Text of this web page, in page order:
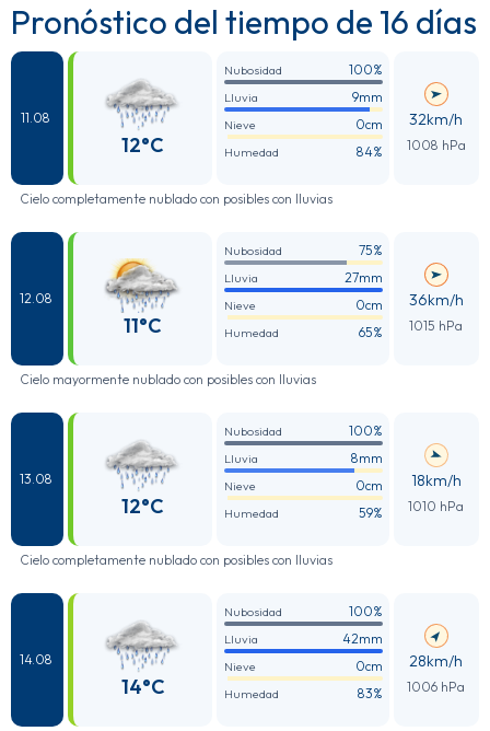
Pronóstico del tiempo de 16 días
11.08
12°C
Nubosidad 100%
Lluvia 9mm
Nieve 0cm
Humedad 84%
32km/h
1008 hPa
Cielo completamente nublado con posibles con lluvias
12.08
11°C
Nubosidad 75%
Lluvia 27mm
Nieve 0cm
Humedad 65%
36km/h
1015 hPa
Cielo mayormente nublado con posibles con lluvias
13.08
12°C
Nubosidad 100%
Lluvia 8mm
Nieve 0cm
Humedad 59%
18km/h
1010 hPa
Cielo completamente nublado con posibles con lluvias
14.08
14°C
Nubosidad 100%
Lluvia 42mm
Nieve 0cm
Humedad 83%
28km/h
1006 hPa